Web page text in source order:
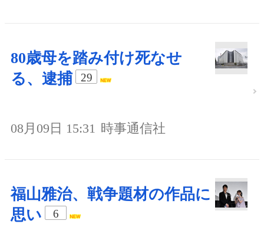
80歳母を踏み付け死なせ
る、逮捕
29
08月09日 15:31 時事通信社
福山雅治、戦争題材の作品に
思い
6